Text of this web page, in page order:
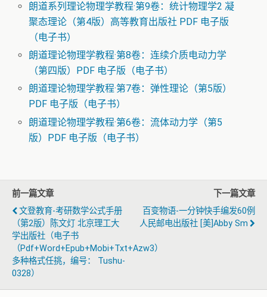
朗道系列理论物理学教程·第9卷：统计物理学2 凝
聚态理论（第4版）高等教育出版社 PDF 电子版
（电子书）
朗道理论物理学教程·第8卷：连续介质电动力学
（第四版）PDF 电子版（电子书）
朗道理论物理学教程·第7卷：弹性理论（第5版）
PDF 电子版（电子书）
朗道理论物理学教程·第6卷：流体动力学（第5
版）PDF 电子版（电子书）
前一篇文章
文登教育-考研数学公式手册
（第2版）陈文灯 北京理工大
学出版社（电子书
（pdf+word+epub+mobi+txt+azw3）
多种格式任挑，编号： Tushu-
0328）
下一篇文章
百变物语-一分钟快手编发60例
人民邮电出版社 [美]Abby Sm